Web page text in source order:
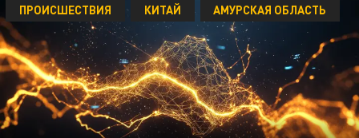
ПРОИСШЕСТВИЯ КИТАЙ АМУРСКАЯ ОБЛАСТЬ